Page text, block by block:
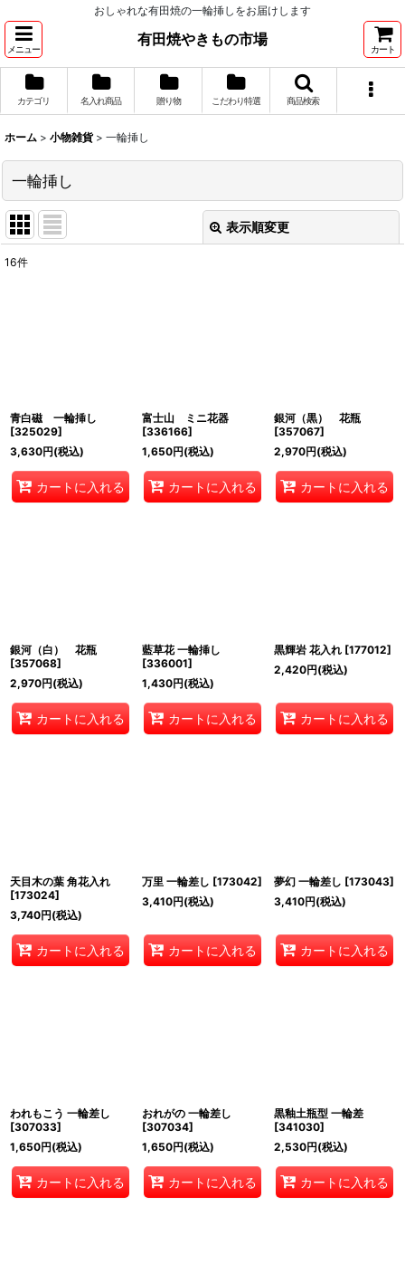
おしゃれな有田焼の一輪挿しをお届けします
メニュー
有田焼やきもの市場
カート
カテゴリ 名入れ商品 贈り物 こだわり特選 商品検索
ホーム > 小物雑貨 > 一輪挿し
一輪挿し
表示順変更
16件
青白磁 一輪挿し
[325029]
3,630円(税込)
カートに入れる
富士山 ミニ花器
[336166]
1,650円(税込)
カートに入れる
銀河（黒） 花瓶
[357067]
2,970円(税込)
カートに入れる
銀河（白） 花瓶
[357068]
2,970円(税込)
カートに入れる
藍草花 一輪挿し
[336001]
1,430円(税込)
カートに入れる
黒輝岩 花入れ [177012]
2,420円(税込)
カートに入れる
天目木の葉 角花入れ
[173024]
3,740円(税込)
カートに入れる
万里 一輪差し [173042]
3,410円(税込)
カートに入れる
夢幻 一輪差し [173043]
3,410円(税込)
カートに入れる
われもこう 一輪差し
[307033]
1,650円(税込)
カートに入れる
おれがの 一輪差し
[307034]
1,650円(税込)
カートに入れる
黒釉土瓶型 一輪差
[341030]
2,530円(税込)
カートに入れる